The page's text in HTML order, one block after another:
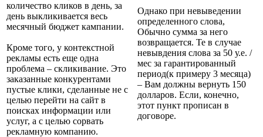
количество кликов в день, за
день выкликивается весь
месячный бюджет кампании.
Кроме того, у контекстной
рекламы есть еще одна
проблема – скликивание. Это
заказанные конкурентами
пустые клики, сделанные не с
целью перейти на сайт в
поисках информации или
услуг, а с целью сорвать
рекламную компанию.
Однако при невыведении
определенного слова,
Обычно сумма за него
возвращается. Те в случае
невывдения слова за 50 у.е. /
мес за гарантированный
период(к примеру 3 месяца)
– Вам должны вернуть 150
долларов. Если, конечно,
этот пункт прописан в
договоре.